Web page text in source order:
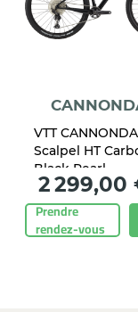
VTT
Scalpel HT
Black Pearl
Prix
2 299,00
Prendre
rendez-vous